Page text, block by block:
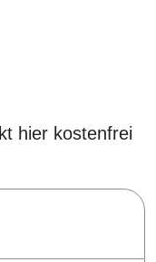
hier kostenfrei